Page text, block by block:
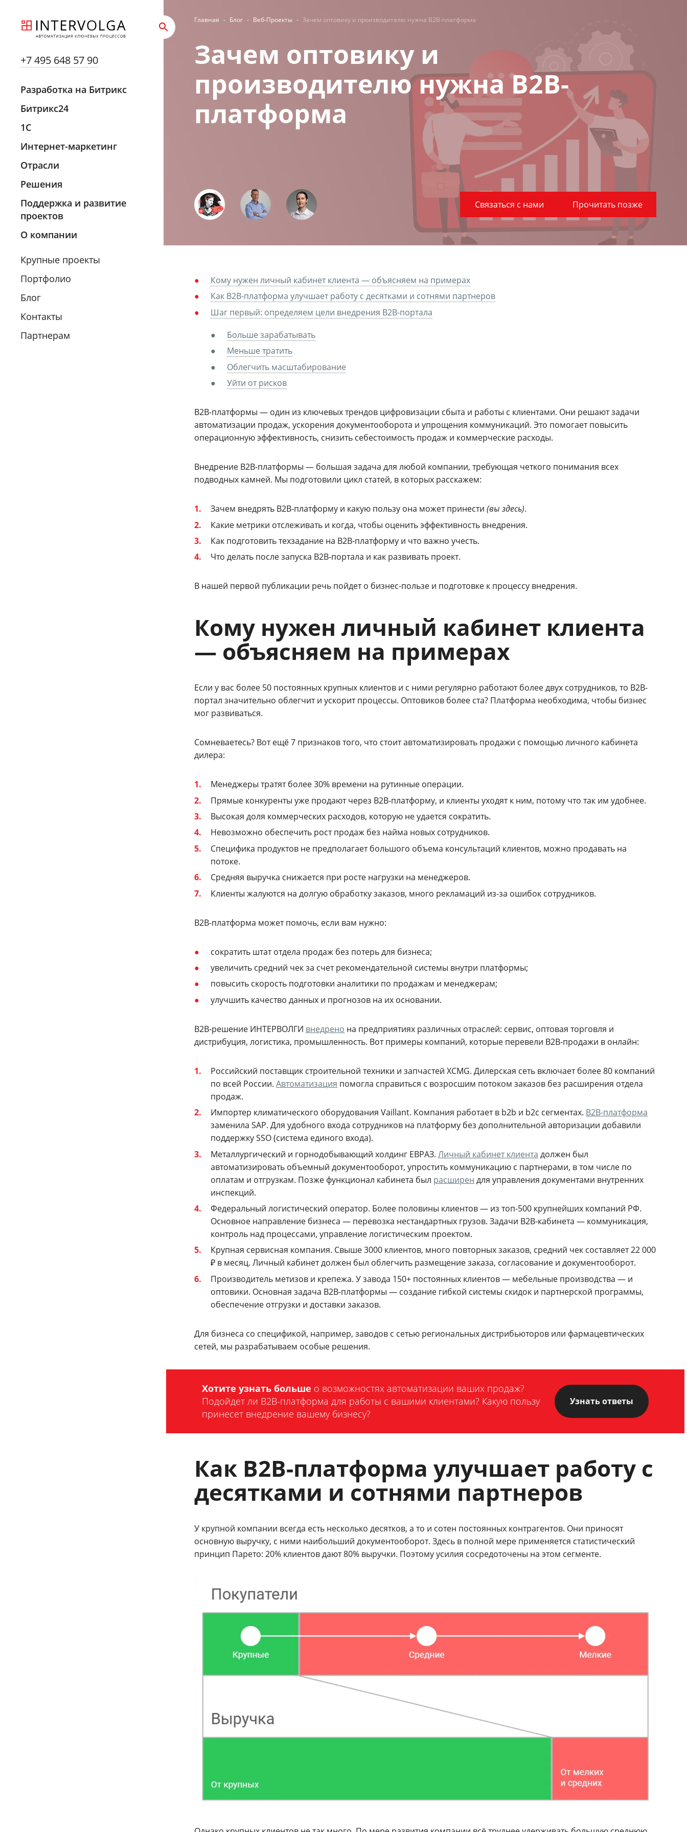
+7 495 648 57 90
Разработка на Битрикс
Битрикс24
1С
Интернет-маркетинг
Отрасли
Решения
Поддержка и развитие
проектов
О компании
Крупные проекты
Портфолио
Блог
Контакты
Партнерам
Главная - Блог - Веб-Проекты - Зачем оптовику и производителю нужна B2B-платформа
Зачем оптовику и
производителю нужна B2B-
платформа
Связаться с нами Прочитать позже
Кому нужен личный кабинет клиента — объясняем на примерах
Как B2B-платформа улучшает работу с десятками и сотнями партнеров
Шаг первый: определяем цели внедрения B2B-портала
Больше зарабатывать
Меньше тратить
Облегчить масштабирование
Уйти от рисков
B2B-платформы — один из ключевых трендов цифровизации сбыта и работы с клиентами. Они решают задачи
автоматизации продаж, ускорения документооборота и упрощения коммуникаций. Это помогает повысить
операционную эффективность, снизить себестоимость продаж и коммерческие расходы.
Внедрение B2B-платформы — большая задача для любой компании, требующая четкого понимания всех
подводных камней. Мы подготовили цикл статей, в которых расскажем:
Зачем внедрять B2B-платформу и какую пользу она может принести (вы здесь).
Какие метрики отслеживать и когда, чтобы оценить эффективность внедрения.
Как подготовить техзадание на B2B-платформу и что важно учесть.
Что делать после запуска B2B-портала и как развивать проект.
В нашей первой публикации речь пойдет о бизнес-пользе и подготовке к процессу внедрения.
Кому нужен личный кабинет клиента
— объясняем на примерах
Если у вас более 50 постоянных крупных клиентов и с ними регулярно работают более двух сотрудников, то B2B-
портал значительно облегчит и ускорит процессы. Оптовиков более ста? Платформа необходима, чтобы бизнес
мог развиваться.
Сомневаетесь? Вот ещё 7 признаков того, что стоит автоматизировать продажи с помощью личного кабинета
дилера:
Менеджеры тратят более 30% времени на рутинные операции.
Прямые конкуренты уже продают через B2B-платформу, и клиенты уходят к ним, потому что так им удобнее.
Высокая доля коммерческих расходов, которую не удается сократить.
Невозможно обеспечить рост продаж без найма новых сотрудников.
Специфика продуктов не предполагает большого объема консультаций клиентов, можно продавать на
потоке.
Средняя выручка снижается при росте нагрузки на менеджеров.
Клиенты жалуются на долгую обработку заказов, много рекламаций из-за ошибок сотрудников.
B2B-платформа может помочь, если вам нужно:
сократить штат отдела продаж без потерь для бизнеса;
увеличить средний чек за счет рекомендательной системы внутри платформы;
повысить скорость подготовки аналитики по продажам и менеджерам;
улучшить качество данных и прогнозов на их основании.
B2B-решение ИНТЕРВОЛГИ внедрено на предприятиях различных отраслей: сервис, оптовая торговля и
дистрибуция, логистика, промышленность. Вот примеры компаний, которые перевели B2B-продажи в онлайн:
Российский поставщик строительной техники и запчастей XCMG. Дилерская сеть включает более 80 компаний
по всей России. Автоматизация помогла справиться с возросшим потоком заказов без расширения отдела
продаж.
Импортер климатического оборудования Vaillant. Компания работает в b2b и b2c сегментах. B2B-платформа
заменила SAP. Для удобного входа сотрудников на платформу без дополнительной авторизации добавили
поддержку SSO (система единого входа).
Металлургический и горнодобывающий холдинг ЕВРАЗ. Личный кабинет клиента должен был
автоматизировать объемный документооборот, упростить коммуникацию с партнерами, в том числе по
оплатам и отгрузкам. Позже функционал кабинета был расширен для управления документами внутренних
инспекций.
Федеральный логистический оператор. Более половины клиентов — из топ-500 крупнейших компаний РФ.
Основное направление бизнеса — перевозка нестандартных грузов. Задачи B2B-кабинета — коммуникация,
контроль над процессами, управление логистическим проектом.
Крупная сервисная компания. Свыше 3000 клиентов, много повторных заказов, средний чек составляет 22 000
₽ в месяц. Личный кабинет должен был облегчить размещение заказа, согласование и документооборот.
Производитель метизов и крепежа. У завода 150+ постоянных клиентов — мебельные производства — и
оптовики. Основная задача B2B-платформы — создание гибкой системы скидок и партнерской программы,
обеспечение отгрузки и доставки заказов.
Для бизнеса со спецификой, например, заводов с сетью региональных дистрибьюторов или фармацевтических
сетей, мы разрабатываем особые решения.
Хотите узнать больше о возможностях автоматизации ваших продаж?
Подойдет ли B2B-платформа для работы с вашими клиентами? Какую пользу
принесет внедрение вашему бизнесу?
Узнать ответы
Как B2B-платформа улучшает работу с
десятками и сотнями партнеров
У крупной компании всегда есть несколько десятков, а то и сотен постоянных контрагентов. Они приносят
основную выручку, с ними наибольший документооборот. Здесь в полной мере применяется статистический
принцип Парето: 20% клиентов дают 80% выручки. Поэтому усилия сосредоточены на этом сегменте.